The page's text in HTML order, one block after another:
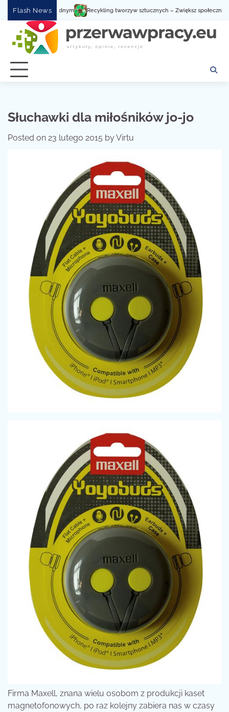
content
Flash News Recykling tworzyw sztucznych – Zwiększ społeczną
Słuchawki dla miłośników jo-jo
Posted on 23 lutego 2015 byVirtu
Firma Maxell, znana wielu osobom z produkcji kaset
magnetofonowych, po raz kolejny zabiera nas w czasy